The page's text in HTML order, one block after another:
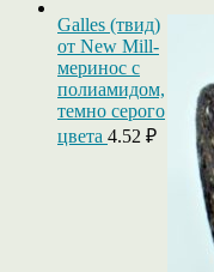
Galles (твид)
от New Mill-
меринос с
полиамидом,
темно серого
цвета 4.52 ₽